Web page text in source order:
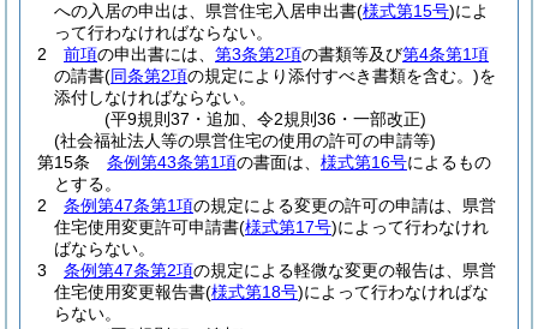
への入居の申出は、県営住宅入居申出書(様式第15号)によ
って行わなければならない。
2
前項の申出書には、 第3条第2項の書類等及び第4条第1項
の請書(同条第2項の規定により添付すべき書類を含む。)を
添付しなければならない。
(平9規則37・追加、令2規則36・一部改正)
(社会福祉法人等の県営住宅の使用の許可の申請等)
第15条
条例第43条第1項の書面は、 様式第16号によるもの
とする。
2
条例第47条第1項の規定による変更の許可の申請は、県営
住宅使用変更許可申請書(様式第17号)によって行わなけれ
ばならない。
3
条例第47条第2項の規定による軽微な変更の報告は、県営
住宅使用変更報告書(様式第18号)によって行わなければな
らない。